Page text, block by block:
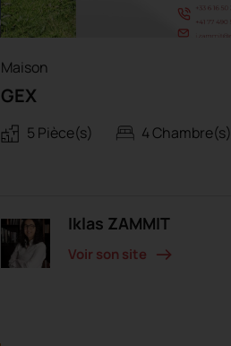
Maison
GEX
5 Pièce(s) 4 Chambre(s)
Iklas ZAMMIT
Voir son site